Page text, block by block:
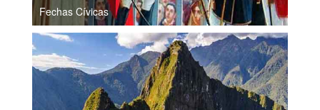
Fechas Cívicas